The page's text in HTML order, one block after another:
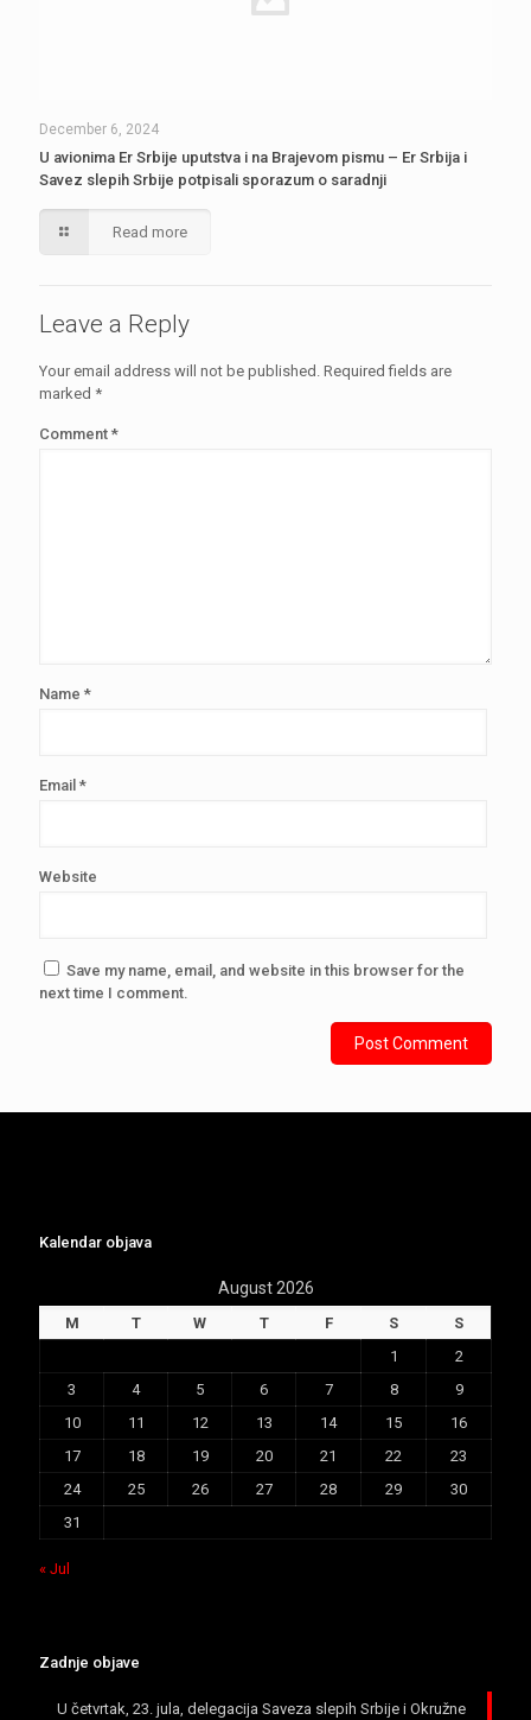
December 6, 2024
U avionima Er Srbije uputstva i na Brajevom pismu – Er Srbija i
Savez slepih Srbije potpisali sporazum o saradnji
Read more
Leave a Reply
Your email address will not be published. Required fields are
marked *
Comment *
Name *
Email *
Website
Save my name, email, and website in this browser for the
next time I comment.
Kalendar objava
August 2026
M T W T F S
S
1
2
3
4 5 6 7 8
9
10
11 12 13 14 15
16
17
18 19 20 21 22
23
24
25 26 27 28 29
30
31
« Jul
Zadnje objave
U četvrtak, 23. jula, delegacija Saveza slepih Srbije i Okružne